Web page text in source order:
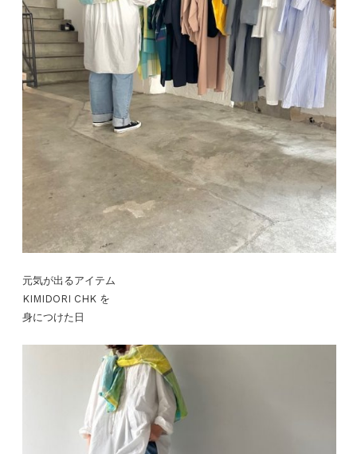
元気が出るアイテム
KIMIDORI CHK を
身につけた日